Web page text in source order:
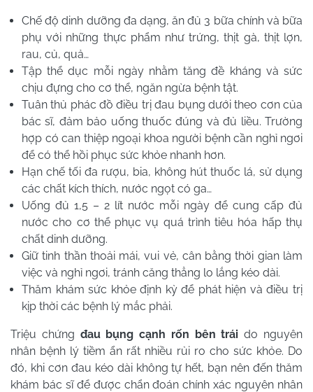
Chế độ dinh dưỡng đa dạng, ăn đủ 3 bữa chính và bữa
phụ với những thực phẩm như trứng, thịt gà, thịt lợn,
rau, củ, quả…
Tập thể dục mỗi ngày nhằm tăng đề kháng và sức
chịu đựng cho cơ thể, ngăn ngừa bệnh tật.
Tuân thủ phác đồ điều trị đau bụng dưới theo cơn của
bác sĩ, đảm bảo uống thuốc đúng và đủ liều. Trường
hợp có can thiệp ngoại khoa người bệnh cần nghỉ ngơi
để có thể hồi phục sức khỏe nhanh hơn.
Hạn chế tối đa rượu, bia, không hút thuốc lá, sử dụng
các chất kích thích, nước ngọt có ga…
Uống đủ 1,5 – 2 lít nước mỗi ngày để cung cấp đủ
nước cho cơ thể phục vụ quá trình tiêu hóa hấp thụ
chất dinh dưỡng.
Giữ tinh thần thoải mái, vui vẻ, cân bằng thời gian làm
việc và nghỉ ngơi, tránh căng thẳng lo lắng kéo dài.
Thăm khám sức khỏe định kỳ để phát hiện và điều trị
kịp thời các bệnh lý mắc phải.
Triệu chứng đau bụng cạnh rốn bên trái do nguyên
nhân bệnh lý tiềm ẩn rất nhiều rủi ro cho sức khỏe. Do
đó, khi cơn đau kéo dài không tự hết, bạn nên đến thăm
khám bác sĩ để được chẩn đoán chính xác nguyên nhân